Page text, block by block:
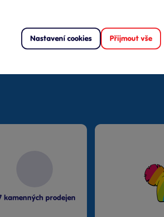
kamenných prodejen
Nastavení cookies Přijmout vše